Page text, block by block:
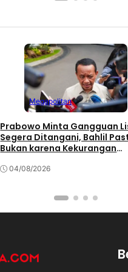
Megapolitan
Prabowo Minta Gangguan
Segera Ditangani, Bahlil
Bukan karena Kekurangan
04/08/2026